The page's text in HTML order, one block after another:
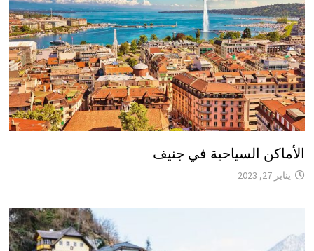
الأماكن السياحية في جنيف
يناير 27, 2023